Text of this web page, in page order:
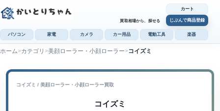
買取相場から、探せる
カート
じぶんで商品登録
パソコン 家電 カメラ カー用品 電動工具 楽器
ホーム カテゴリ 美顔ローラー・小顔ローラー コイズミ
コイズミ / 美顔ローラー・小顔ローラー買取
コイズミ